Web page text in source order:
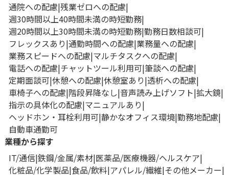
通院への配慮 残業ゼロへの配慮
週30時間以上40時間未満の時短勤務
週20時間以上30時間未満の時短勤務 勤務日数相談可
フレックスあり 通勤時間への配慮 業務量への配慮
業務スピードへの配慮 マルチタスクへの配慮
電話への配慮 チャットツール利用可 筆談への配慮
定期面談可 休憩への配慮 休憩室あり 透析への配慮
車椅子への配慮 階段昇降なし 音声読み上げソフト 拡大鏡
指示の具体化の配慮 マニュアルあり
ヘッドホン・耳栓利用可 静かなオフィス環境 勤務地配慮
自動車通勤可
業種から探す
IT/通信 鉄鋼/金属/素材 医薬品/医療機器/ヘルスケア
化粧品/化学製品 食品/飲料 アパレル/繊維 その他メーカー